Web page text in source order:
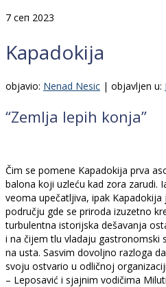
7 сеп 2023
Kapadokija
objavio: Nenad Nesic | objavljen u:
“Zemlja lepih konja”
Čim se pomene Kapadokija prva
balona koji uzleću kad zora zarudi.
veoma upečatljiva, ipak
području gde se priroda izuzetno
turbulentna istorijska dešavanja
i na čijem tlu vladaju gastronomski
na usta. Sasvim dovoljno razloga
svoju ostvario u odličnoj
– Leposavić i sjajnim vodičima